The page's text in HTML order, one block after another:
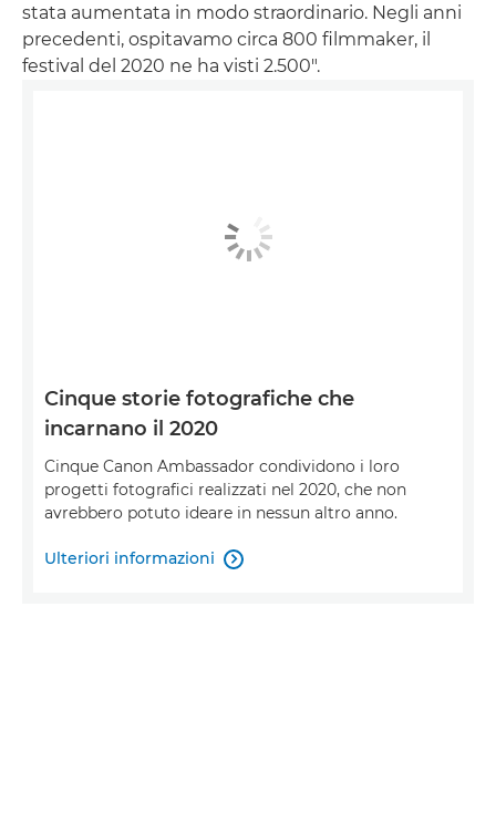
stata aumentata in modo straordinario. Negli anni
precedenti, ospitavamo circa 800 filmmaker, il
festival del 2020 ne ha visti 2.500".
Cinque storie fotografiche che
incarnano il 2020
Cinque Canon Ambassador condividono i loro
progetti fotografici realizzati nel 2020, che non
avrebbero potuto ideare in nessun altro anno.
Ulteriori informazioni 